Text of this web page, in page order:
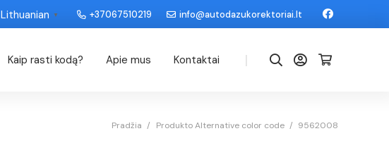
Lithuanian ▼ +37067510219 info@autodazukorektoriai.lt
Kaip rasti kodą? Apie mus Kontaktai |
Pradžia / Produkto Alternative color code / 9562008